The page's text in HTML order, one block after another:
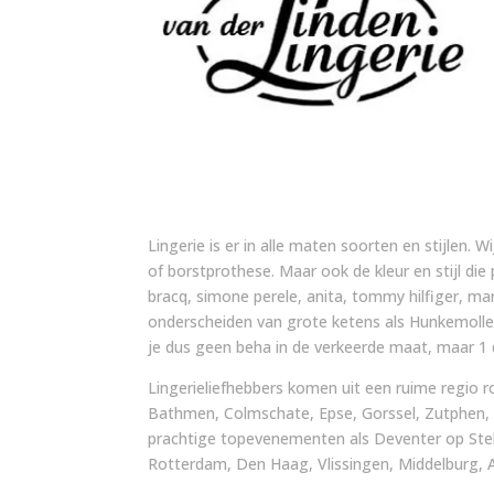
Lingerie is er in alle maten soorten en stijlen.
of borstprothese. Maar ook de kleur en stijl
bracq, simone perele, anita, tommy hilfiger,
onderscheiden van grote ketens als
je dus geen beha in de verkeerde maat, maar
Lingerieliefhebbers komen uit een ruime regio
Bathmen, Colmschate, Epse, Gorssel,
prachtige topevenementen als Deventer op
Rotterdam, Den Haag, Vlissingen,